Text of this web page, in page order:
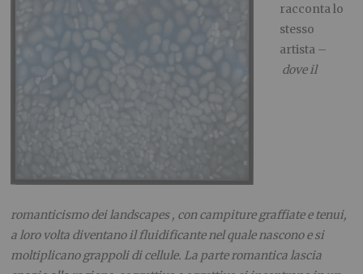
racconta lo
stesso
artista –
dove il
romanticismo dei landscapes , con campiture graffiate e tenui,
a loro volta diventano il fluidificante nel quale nascono e si
moltiplicano grappoli di cellule. La parte romantica lascia